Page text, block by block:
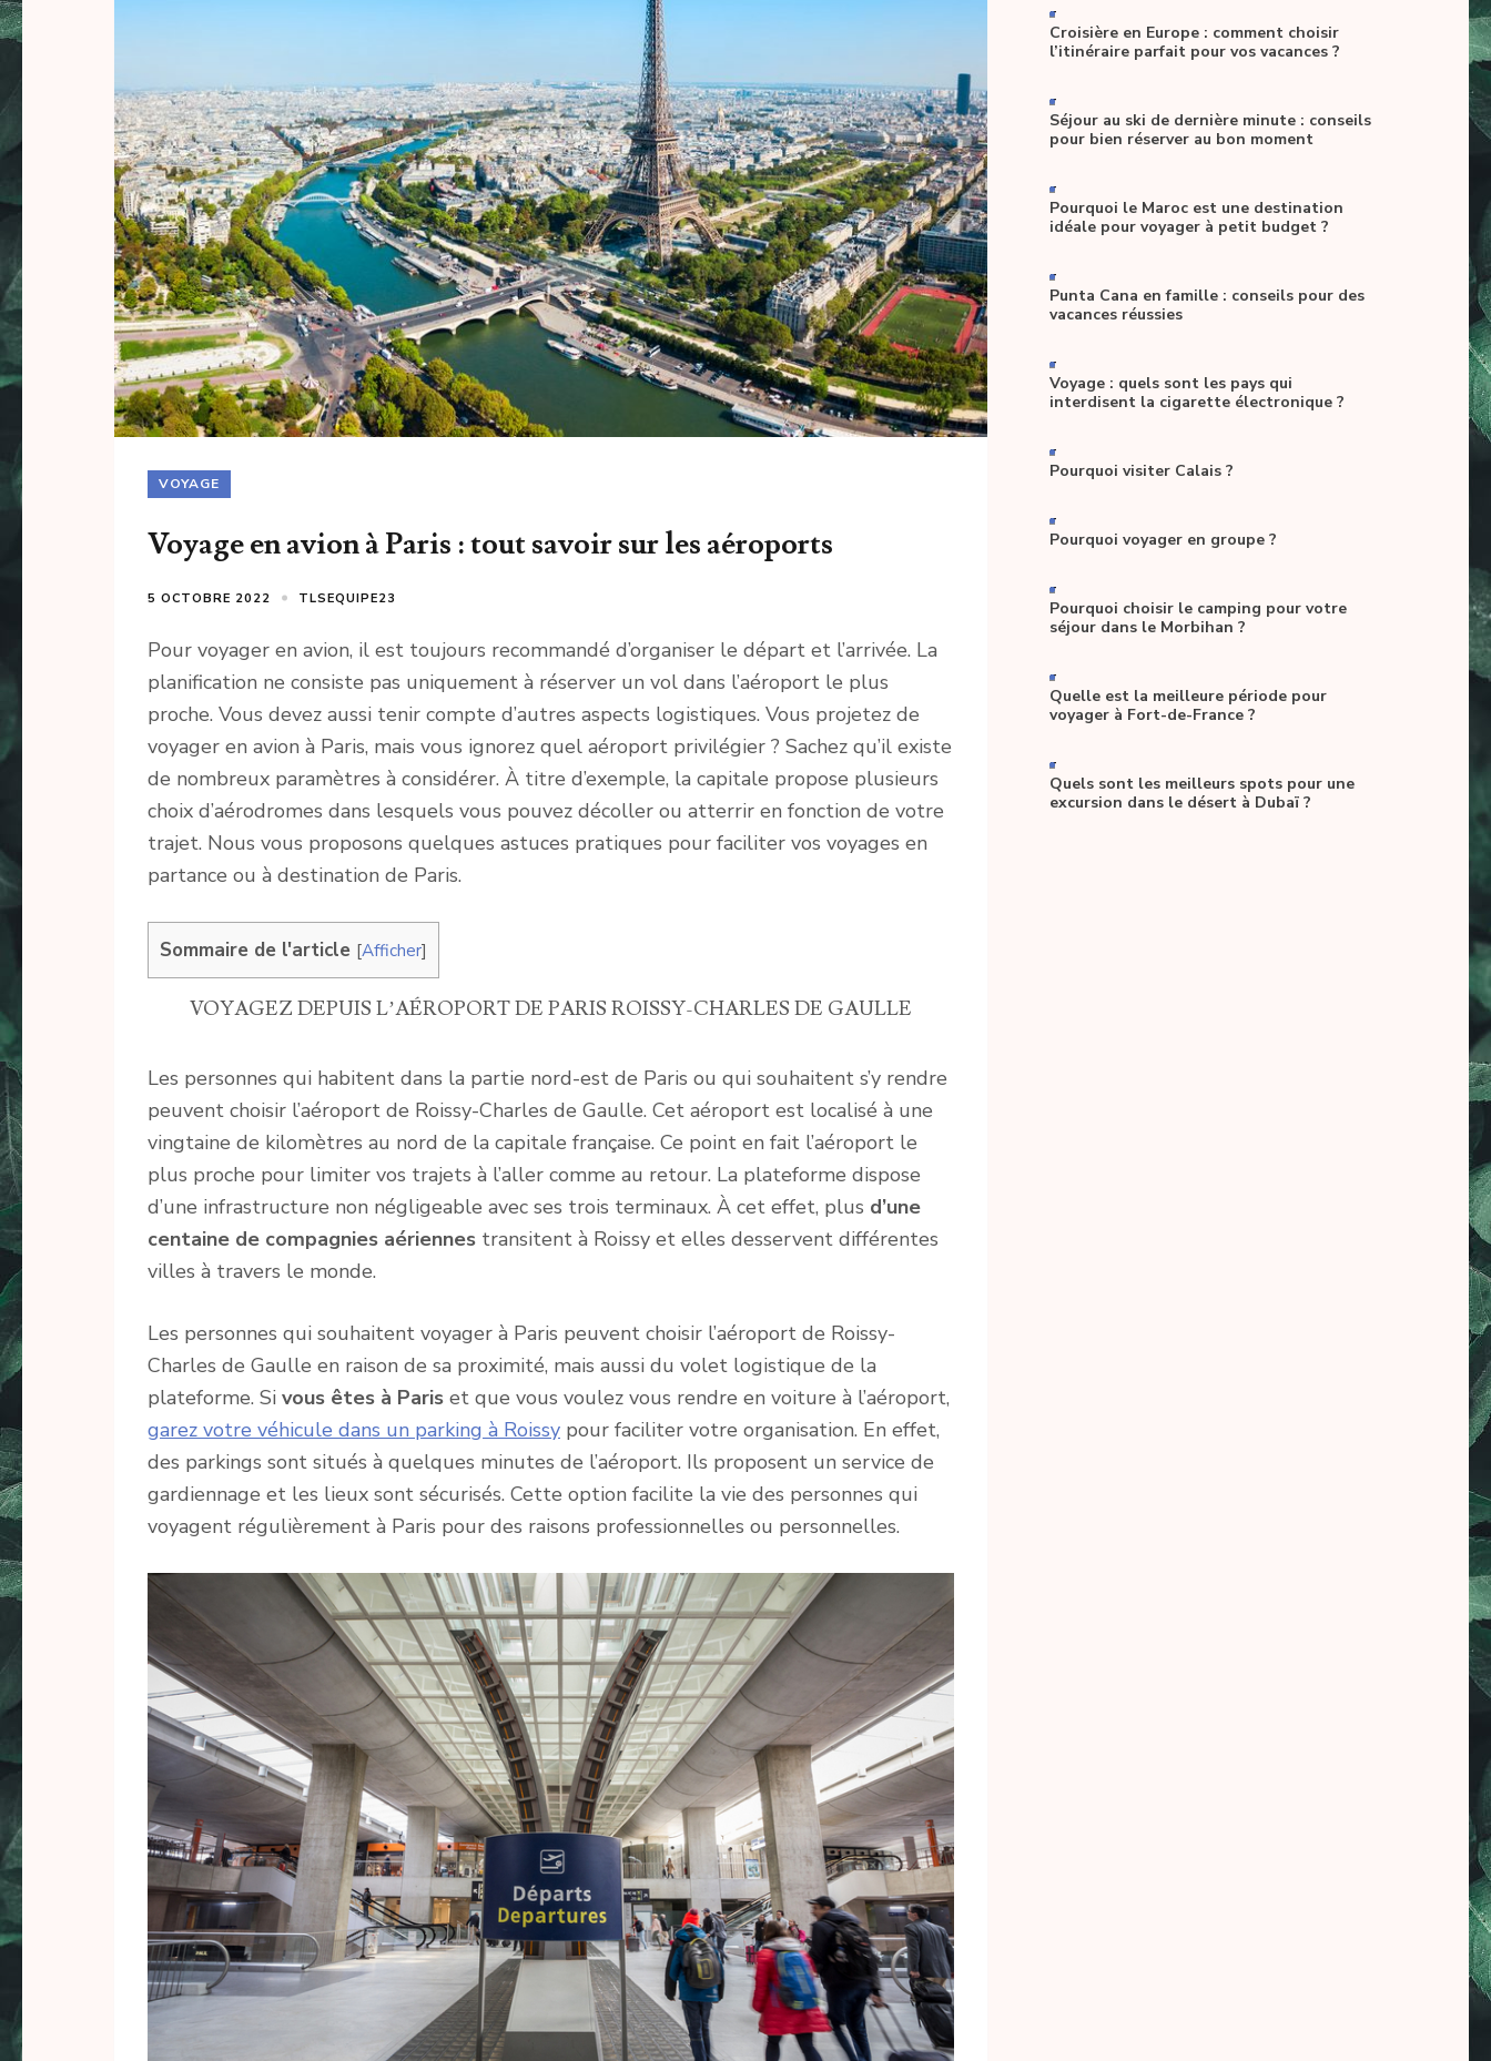
VOYAGE
Voyage en avion à Paris : tout savoir sur les aéroports
5 OCTOBRE 2022 TLSEQUIPE23
Pour voyager en avion, il est toujours recommandé d’organiser le départ et l’arrivée. La
planification ne consiste pas uniquement à réserver un vol dans l’aéroport le plus
proche. Vous devez aussi tenir compte d’autres aspects logistiques. Vous projetez de
voyager en avion à Paris, mais vous ignorez quel aéroport privilégier ? Sachez qu’il existe
de nombreux paramètres à considérer. À titre d’exemple, la capitale propose plusieurs
choix d’aérodromes dans lesquels vous pouvez décoller ou atterrir en fonction de votre
trajet. Nous vous proposons quelques astuces pratiques pour faciliter vos voyages en
partance ou à destination de Paris.
Sommaire de l'article [Afficher]
VOYAGEZ DEPUIS L’AÉROPORT DE PARIS ROISSY-CHARLES DE GAULLE
Les personnes qui habitent dans la partie nord-est de Paris ou qui souhaitent s’y rendre
peuvent choisir l’aéroport de Roissy-Charles de Gaulle. Cet aéroport est localisé à une
vingtaine de kilomètres au nord de la capitale française. Ce point en fait l’aéroport le
plus proche pour limiter vos trajets à l’aller comme au retour. La plateforme dispose
d’une infrastructure non négligeable avec ses trois terminaux. À cet effet, plus d’une
centaine de compagnies aériennes transitent à Roissy et elles desservent différentes
villes à travers le monde.
Les personnes qui souhaitent voyager à Paris peuvent choisir l’aéroport de Roissy-
Charles de Gaulle en raison de sa proximité, mais aussi du volet logistique de la
plateforme. Si vous êtes à Paris et que vous voulez vous rendre en voiture à l’aéroport,
garez votre véhicule dans un parking à Roissy pour faciliter votre organisation. En effet,
des parkings sont situés à quelques minutes de l’aéroport. Ils proposent un service de
gardiennage et les lieux sont sécurisés. Cette option facilite la vie des personnes qui
voyagent régulièrement à Paris pour des raisons professionnelles ou personnelles.
-
Croisière en Europe : comment choisir
l’itinéraire parfait pour vos vacances ?
-
Séjour au ski de dernière minute : conseils
pour bien réserver au bon moment
-
Pourquoi le Maroc est une destination
idéale pour voyager à petit budget ?
-
Punta Cana en famille : conseils pour des
vacances réussies
-
Voyage : quels sont les pays qui
interdisent la cigarette électronique ?
-
Pourquoi visiter Calais ?
-
Pourquoi voyager en groupe ?
-
Pourquoi choisir le camping pour votre
séjour dans le Morbihan ?
-
Quelle est la meilleure période pour
voyager à Fort-de-France ?
-
Quels sont les meilleurs spots pour une
excursion dans le désert à Dubaï ?